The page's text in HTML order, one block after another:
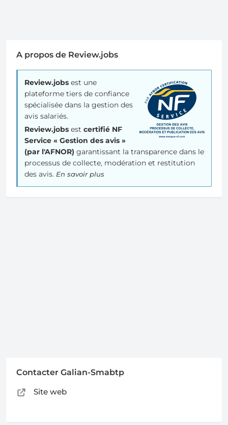
A propos de Review.jobs
Review.jobs est une
plateforme tiers de confiance
spécialisée dans la gestion des
avis salariés.
Review.jobs est certifié NF
Service « Gestion des avis »
(par l'AFNOR) garantissant la transparence dans le
processus de collecte, modération et restitution
des avis. En savoir plus
Contacter Galian-Smabtp
Site web